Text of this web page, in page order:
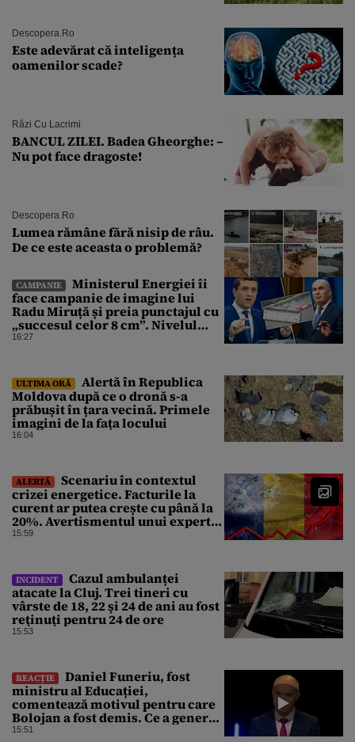
Descopera.ro
Este adevărat că inteligența
oamenilor scade?
Râzi Cu Lacrimi
BANCUL ZILEI. Badea Gheorghe: –
Nu pot face dragoste!
Descopera.ro
Lumea rămâne fără nisip de râu.
De ce este aceasta o problemă?
CAMPANIE
Ministerul Energiei îi
face campanie de imagine lui
Radu Miruță și preia punctajul cu
„succesul celor 8 cm”. Nivelul
Dunării a crescut cu 4 cm
16:27
ULTIMA ORĂ
Alertă în Republica
Moldova după ce o dronă s-a
prăbușit în țara vecină. Primele
imagini de la fața locului
16:04
ALERTĂ
Scenariu în contextul
crizei energetice. Facturile la
curent ar putea crește cu până la
20%. Avertismentul unui expert
în energie
15:59
INCIDENT
Cazul ambulanței
atacate la Cluj. Trei tineri cu
vârste de 18, 22 şi 24 de ani au fost
reţinuţi pentru 24 de ore
15:53
REACȚIE
Daniel Funeriu, fost
ministru al Educației,
comentează motivul pentru care
Bolojan a fost demis. Ce a generat
eșecul guvernării
15:51